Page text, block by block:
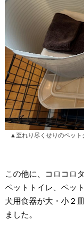
▲至れり尽くせりのペット
この他に、コロコロ
ペットトイレ、ペッ
犬用食器が大・小２
ました。